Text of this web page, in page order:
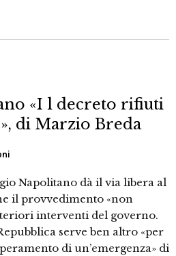
«I l decreto rifiuti
di Marzio Breda
Napolitano dà il via libera al
il provvedimento «non
interventi del governo.
serve ben altro «per
di un’emergenza» di